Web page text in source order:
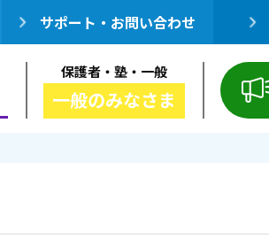
サポート・お問い合わせ
保護者・塾・一般
一般のみなさま